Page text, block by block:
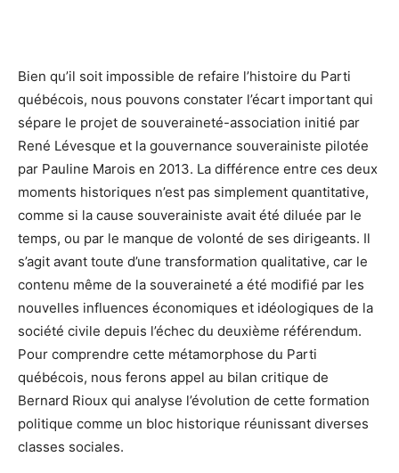
Bien qu’il soit impossible de refaire l’histoire du Parti
québécois, nous pouvons constater l’écart important qui
sépare le projet de souveraineté-association initié par
René Lévesque et la gouvernance souverainiste pilotée
par Pauline Marois en 2013. La différence entre ces deux
moments historiques n’est pas simplement quantitative,
comme si la cause souverainiste avait été diluée par le
temps, ou par le manque de volonté de ses dirigeants. Il
s’agit avant toute d’une transformation qualitative, car le
contenu même de la souveraineté a été modifié par les
nouvelles influences économiques et idéologiques de la
société civile depuis l’échec du deuxième référendum.
Pour comprendre cette métamorphose du Parti
québécois, nous ferons appel au bilan critique de
Bernard Rioux qui analyse l’évolution de cette formation
politique comme un bloc historique réunissant diverses
classes sociales.